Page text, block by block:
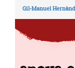
Gil-Manuel